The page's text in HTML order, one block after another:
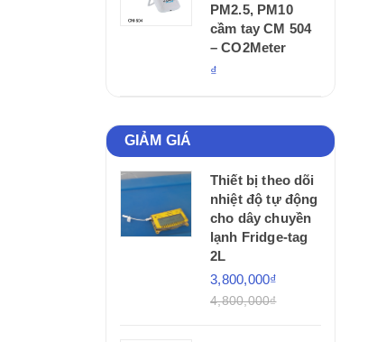
PM2.5, PM10
cầm tay CM 504
– CO2Meter
₫
GIẢM GIÁ
Thiết bị theo dõi
nhiệt độ tự động
cho dây chuyền
lạnh Fridge-tag
2L
3,800,000₫
4,800,000₫